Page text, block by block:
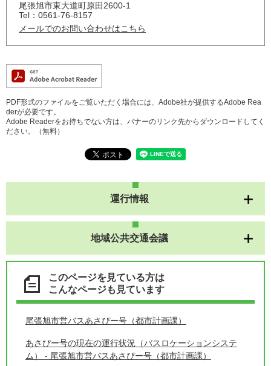
尾張旭市東大道町原田2600-1
Tel：0561-76-8157
メールでのお問い合わせはこちら
PDF形式のファイルをご覧いただく場合には、Adobe社が提供するAdobe Rea
derが必要です。
Adobe Readerをお持ちでない方は、バナーのリンク先からダウンロードしてく
ださい。（無料）
運行情報
地域公共交通会議
このページを見ている方は
こんなページも見ています
尾張旭市営バスあさぴー号（都市計画課）
あさぴー号の現在の運行状況（バスロケーションシステ
ム） - 尾張旭市営バスあさぴー号（都市計画課）